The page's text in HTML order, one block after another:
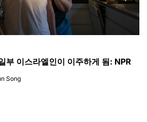
부 이스라엘인이 이주하게 됨: NPR
Song